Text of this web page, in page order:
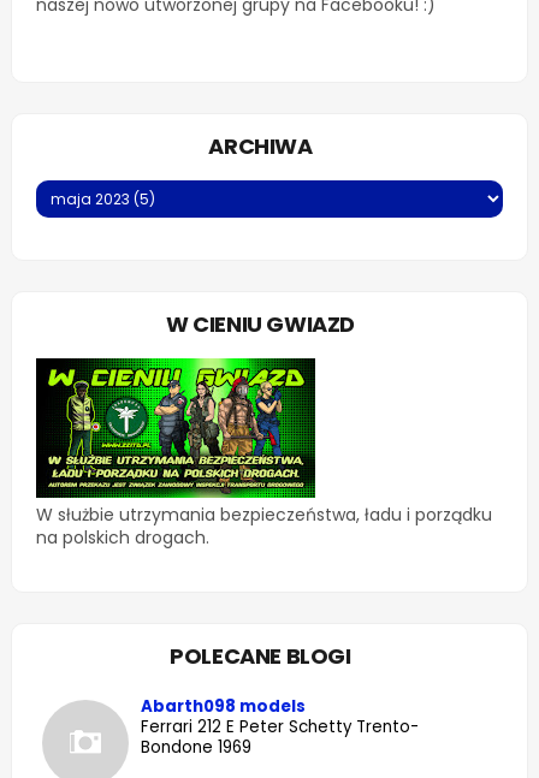
naszej nowo utworzonej grupy na Facebooku! :)
ARCHIWA
W CIENIU GWIAZD
W służbie utrzymania bezpieczeństwa, ładu i porządku
na polskich drogach.
POLECANE BLOGI
Abarth098 models
Ferrari 212 E Peter Schetty Trento-
Bondone 1969